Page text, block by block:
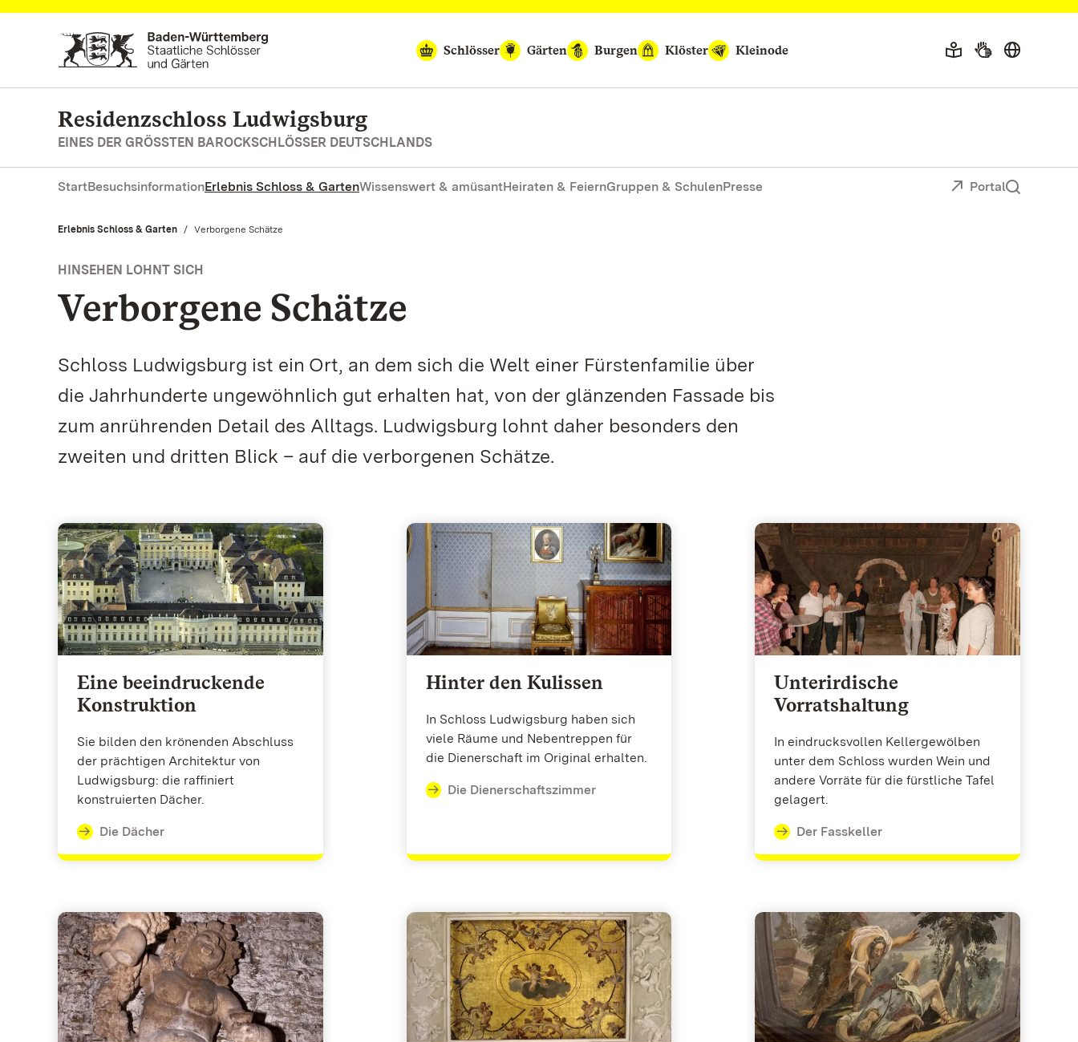
Zum Hauptinhalt springen
Schlösser
Gärten Burgen Klöster Kleinode
Residenzschloss Ludwigsburg
EINES DER GRÖSSTEN BAROCKSCHLÖSSER DEUTSCHLANDS
StartBesuchsinformationErlebnis Schloss & GartenWissenswert & amüsantHeiraten & FeiernGruppen & SchulenPresse Portal
Erlebnis Schloss & Garten Aktuell:
Verborgene Schätze
HINSEHEN LOHNT SICH
Verborgene Schätze
Schloss Ludwigsburg ist ein Ort, an dem sich die Welt einer Fürstenfamilie über
die Jahrhunderte ungewöhnlich gut erhalten hat, von der glänzenden Fassade bis
zum anrührenden Detail des Alltags. Ludwigsburg lohnt daher besonders den
zweiten und dritten Blick – auf die verborgenen Schätze.
Eine beeindruckende
Konstruktion
Sie bilden den krönenden Abschluss
der prächtigen Architektur von
Ludwigsburg: die raffiniert
konstruierten Dächer.
Die Dächer
Hinter den Kulissen
In Schloss Ludwigsburg haben sich
viele Räume und Nebentreppen für
die Dienerschaft im Original erhalten.
Die Dienerschaftszimmer
Unterirdische
Vorratshaltung
In eindrucksvollen Kellergewölben
unter dem Schloss wurden Wein und
andere Vorräte für die fürstliche Tafel
gelagert.
Der Fasskeller